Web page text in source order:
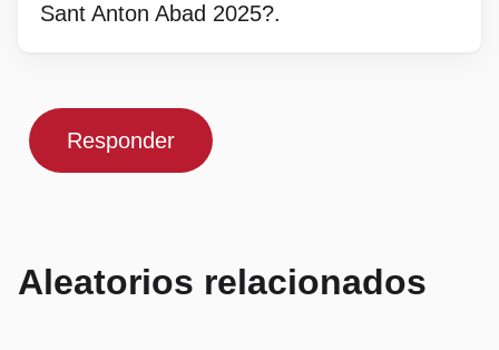
Sant Anton Abad 2025?.
Responder
Aleatorios relacionados